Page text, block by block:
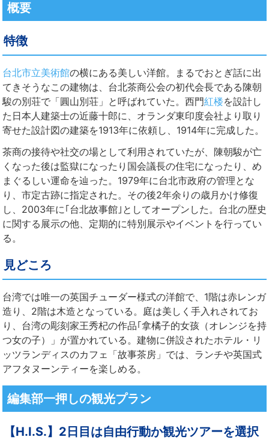
概要
特徴
台北市立美術館の横にある美しい洋館。まるでおとぎ話に出
てきそうなこの建物は、台北茶商公会の初代会長である陳朝
駿の別荘で「圓山別荘」と呼ばれていた。西門紅楼を設計し
た日本人建築士の近藤十郎に、オランダ東印度会社より取り
寄せた設計図の建築を1913年に依頼し、1914年に完成した。
茶商の接待や社交の場として利用されていたが、陳朝駿が亡
くなった後は監獄になったり国会議長の住宅になったり、め
まぐるしい運命を辿った。1979年に台北市政府の管理とな
り、市定古跡に指定された。その後2年余りの歳月かけ修復
し、2003年に｢台北故事館｣としてオープンした。台北の歴史
に関する展示の他、定期的に特別展示やイベントを行ってい
る。
見どころ
台湾では唯一の英国チューダー様式の洋館で、1階は赤レンガ
造り、2階は木造となっている。庭は美しく手入れされてお
り、台湾の彫刻家王秀杞の作品｢拿橘子的女孩（オレンジを持
つ女の子）」が置かれている。建物に併設されたホテル・リ
ッツランディスのカフェ「故事茶房」では、ランチや英国式
アフタヌーンティーを楽しめる。
編集部一押しの観光プラン
【H.I.S.】2日目は自由行動か観光ツアーを選択